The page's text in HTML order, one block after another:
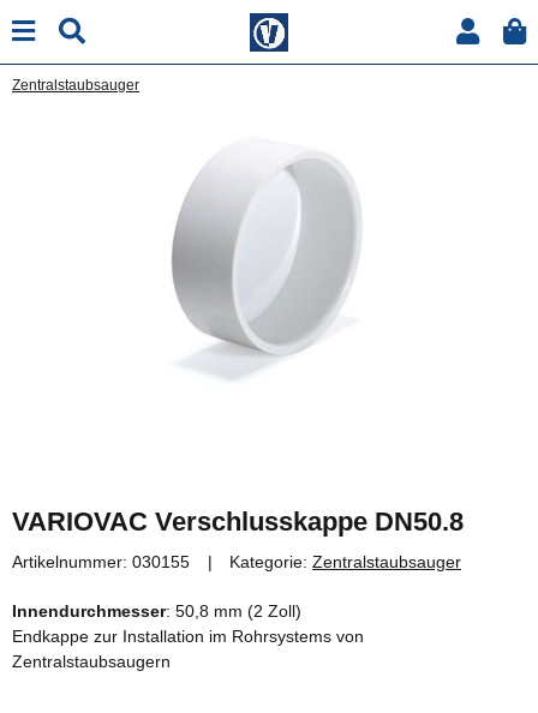
Zentralstaubsauger
VARIOVAC Verschlusskappe DN50.8
Artikelnummer: 030155 Kategorie: Zentralstaubsauger
Innendurchmesser: 50,8 mm (2 Zoll)
Endkappe zur Installation im Rohrsystems von
Zentralstaubsaugern